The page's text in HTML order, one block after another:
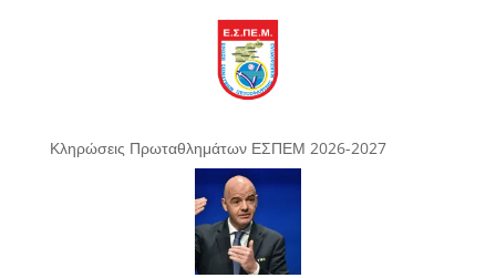
Κληρώσεις Πρωταθλημάτων ΕΣΠΕΜ 2026-2027